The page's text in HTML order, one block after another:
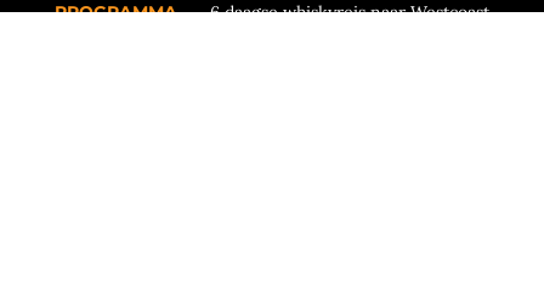
6 daagse whiskyreis naar Westcoast